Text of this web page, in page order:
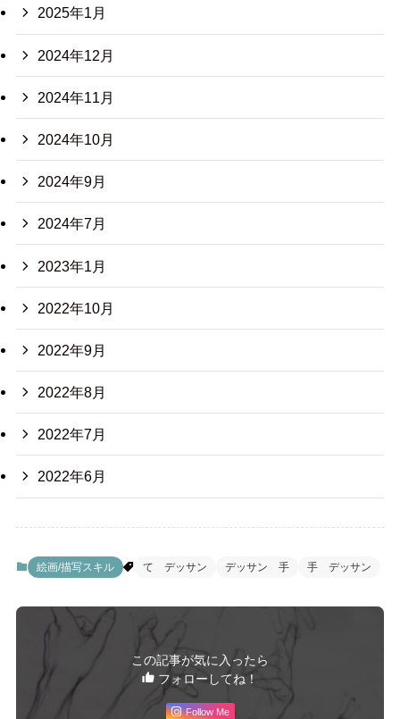
2025年1月
2024年12月
2024年11月
2024年10月
2024年9月
2024年7月
2023年1月
2022年10月
2022年9月
2022年8月
2022年7月
2022年6月
絵画/描写スキル て デッサン デッサン 手 手 デッサン
この記事が気に入ったら
フォローしてね！
Follow Me